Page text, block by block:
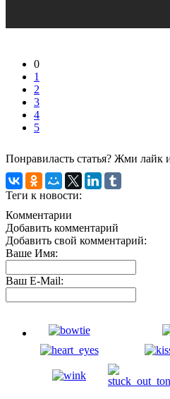
0
1
2
3
4
5
Понравиласть статья? Жми лайк
Теги к новости:
Комментарии
Добавить комментарий
Добавить свой комментарий:
Ваше Имя:
Ваш E-Mail: